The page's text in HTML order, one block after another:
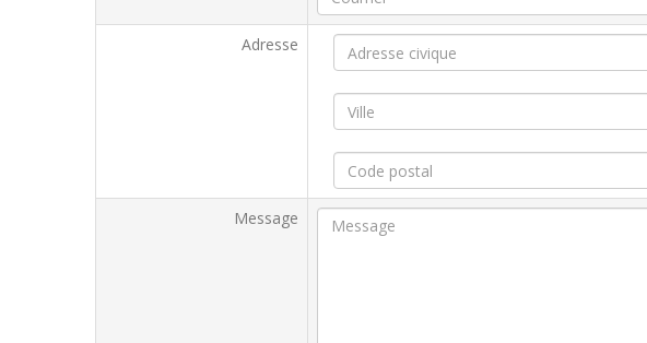
Adresse
Message